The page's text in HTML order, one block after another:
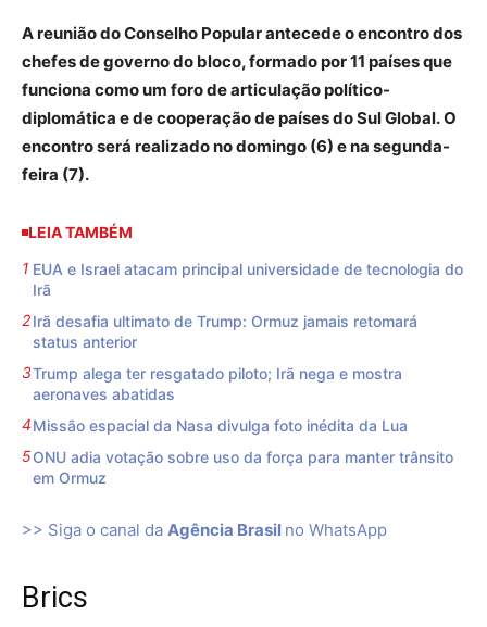
A reunião do Conselho Popular antecede o encontro dos
chefes de governo do bloco, formado por 11 países que
funciona como um foro de articulação político-
diplomática e de cooperação de países do Sul Global. O
encontro será realizado no domingo (6) e na segunda-
feira (7).
LEIA TAMBÉM
EUA e Israel atacam principal universidade de tecnologia do
Irã
Irã desafia ultimato de Trump: Ormuz jamais retomará
status anterior
Trump alega ter resgatado piloto; Irã nega e mostra
aeronaves abatidas
Missão espacial da Nasa divulga foto inédita da Lua
ONU adia votação sobre uso da força para manter trânsito
em Ormuz
>> Siga o canal da Agência Brasil no WhatsApp
Brics